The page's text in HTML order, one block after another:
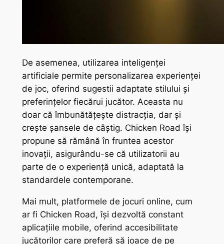
De asemenea, utilizarea inteligenței
artificiale permite personalizarea experienței
de joc, oferind sugestii adaptate stilului și
preferințelor fiecărui jucător. Aceasta nu
doar că îmbunătățește distracția, dar și
crește șansele de câștig. Chicken Road își
propune să rămână în fruntea acestor
inovații, asigurându-se că utilizatorii au
parte de o experiență unică, adaptată la
standardele contemporane.
Mai mult, platformele de jocuri online, cum
ar fi Chicken Road, își dezvoltă constant
aplicațiile mobile, oferind accesibilitate
jucătorilor care preferă să joace de pe